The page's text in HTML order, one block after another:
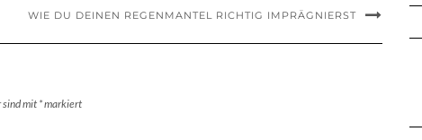
WIE DU DEINEN REGENMANTEL RICHTIG IMPRÄGNIERST
sind mit*markiert